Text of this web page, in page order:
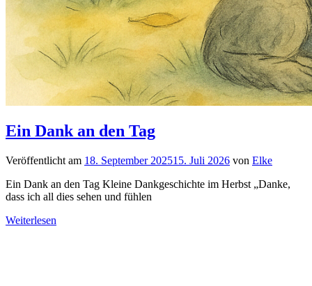
Ein Dank an den Tag
Veröffentlicht am 18. September 202515. Juli 2026 von Elke
Ein Dank an den Tag Kleine Dankgeschichte im Herbst „Danke,
dass ich all dies sehen und fühlen
Weiterlesen